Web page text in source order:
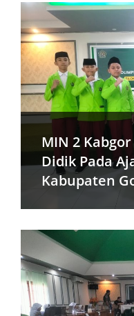
MIN 2
Didik Pada
Kabupaten